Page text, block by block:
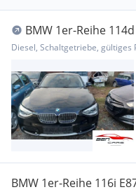
BMW 1er-Reihe
Diesel, Schaltgetriebe, gültiges
BMW 1er-Reihe 116i